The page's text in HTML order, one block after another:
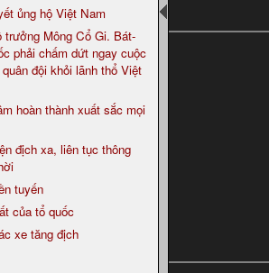
ủng hộ Việt Nam
trưởng Mông Cổ Gi. Bát-
phải chấm dứt ngay cuộc
đội khỏi lãnh thổ Việt
hoàn thành xuất sắc mọi
địch xa, liên tục thông
tuyến
của tổ quốc
xe tăng địch